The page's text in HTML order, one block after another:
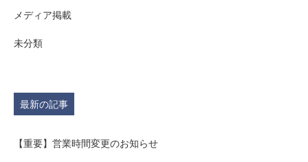
メディア掲載
未分類
最新の記事
【重要】営業時間変更のお知らせ